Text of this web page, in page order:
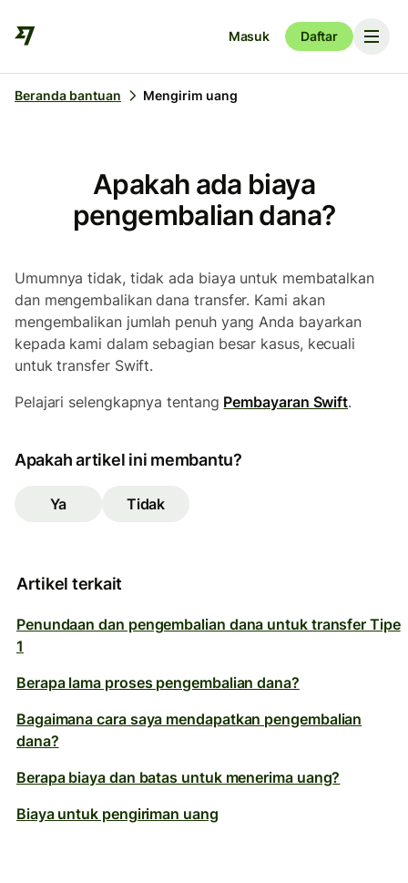
Masuk Daftar
Beranda bantuan Mengirim uang
Apakah ada biaya
pengembalian dana?
Umumnya tidak, tidak ada biaya untuk membatalkan
dan mengembalikan dana transfer. Kami akan
mengembalikan jumlah penuh yang Anda bayarkan
kepada kami dalam sebagian besar kasus, kecuali
untuk transfer Swift.
Pelajari selengkapnya tentang Pembayaran Swift.
Apakah artikel ini membantu?
Ya Tidak
Artikel terkait
Penundaan dan pengembalian dana untuk transfer Tipe
1
Berapa lama proses pengembalian dana?
Bagaimana cara saya mendapatkan pengembalian
dana?
Berapa biaya dan batas untuk menerima uang?
Biaya untuk pengiriman uang